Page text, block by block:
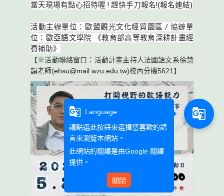
當天現場有點心招待喔 ! 趕快手刀報名!(報名連結)
活動主辦單位：歐盟觀光文化經貿園區 / 協辧單
位：歐亞語文學院 《教育部高等教育深耕計畫經
費補助》
【※活動聯絡窗口：活動計畫主持人法國語文系徐慧
韻老師(ehsu@mail.wzu.edu.tw)校內分機5621】
g_translate
Language
請點選此按鈕來選擇您喜歡的語
言來瀏覽本網站。
此網站的翻譯是由Google 翻譯
提供。
關閉
g_translate